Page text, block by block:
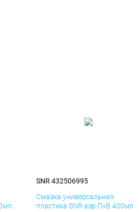
SNR 432506995
Смазка универсальная
пластика SNR аэр ПхВ 400мл